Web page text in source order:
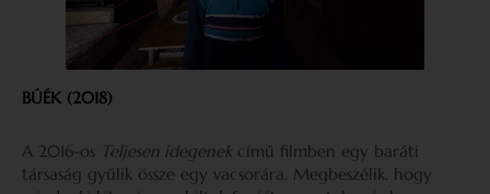
BÚÉK (2018)
A 2016-os Teljesen idegenek című filmben egy baráti
társaság gyűlik össze egy vacsorára. Megbeszélik, hogy